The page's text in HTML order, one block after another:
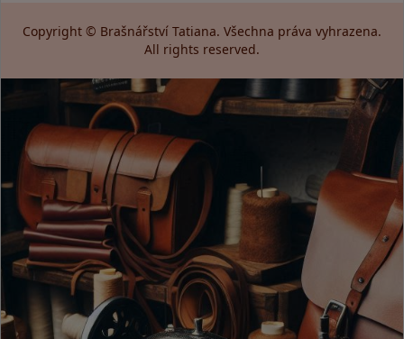
Copyright © Brašnářství Tatiana. Všechna práva vyhrazena.
All rights reserved.